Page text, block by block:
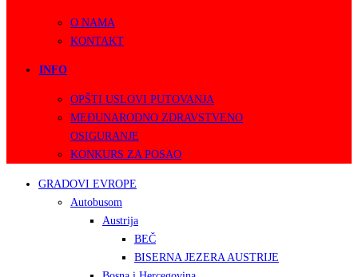
O NAMA
KONTAKT
INFO
OPŠTI USLOVI PUTOVANJA
MEĐUNARODNO ZDRAVSTVENO
OSIGURANJE
KONKURS ZA POSAO
GRADOVI EVROPE
Autobusom
Austrija
BEČ
BISERNA JEZERA AUSTRIJE